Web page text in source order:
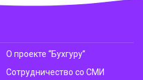
О проекте “Бухгуру”
Сотрудничество со СМИ